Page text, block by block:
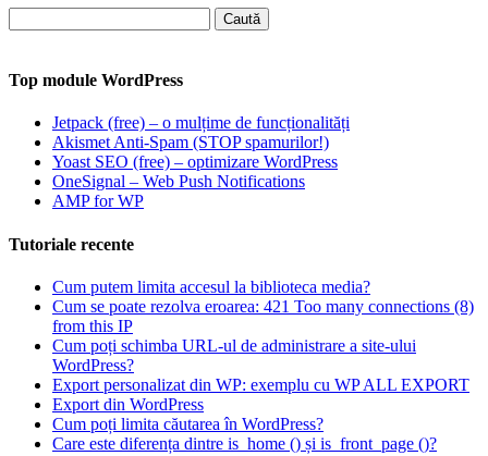
după:
Top module WordPress
Jetpack (free) – o mulțime de funcționalități
Akismet Anti-Spam (STOP spamurilor!)
Yoast SEO (free) – optimizare WordPress
OneSignal – Web Push Notifications
AMP for WP
Tutoriale recente
Cum putem limita accesul la biblioteca media?
Cum se poate rezolva eroarea: 421 Too many connections (8)
from this IP
Cum poți schimba URL-ul de administrare a site-ului
WordPress?
Export personalizat din WP: exemplu cu WP ALL EXPORT
Export din WordPress
Cum poți limita căutarea în WordPress?
Care este diferența dintre is_home () și is_front_page ()?